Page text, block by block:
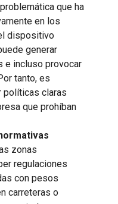
que ha
en los
dispositivo
generar
e incluso provocar
tanto, es
políticas claras
que prohíban
zonas
regulaciones
con pesos
carreteras o